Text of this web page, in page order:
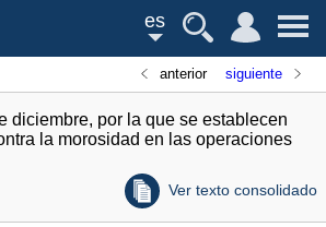
es
anterior siguiente
diciembre, por la que se establecen
la morosidad en las operaciones
Ver texto consolidado